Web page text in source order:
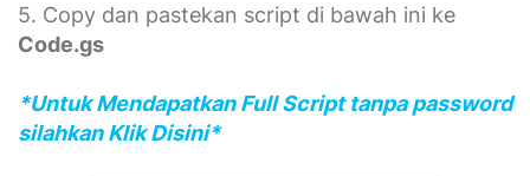
5. Copy dan pastekan script di bawah ini ke
Code.gs
*Untuk Mendapatkan Full Script tanpa password
silahkan Klik Disini*